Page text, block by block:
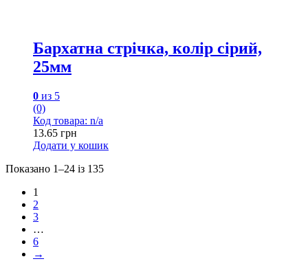
Бархатна стрічка, колір сірий,
25мм
0 из 5
(0)
Код товара: n/a
13.65 грн
Додати у кошик
Показано 1–24 із 135
1
2
3
…
6
→